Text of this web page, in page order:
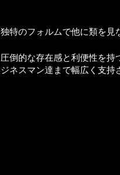
独特のフォルムで他に類を見
圧倒的な存在感と利便性を持
ジネスマン達まで幅広く支持